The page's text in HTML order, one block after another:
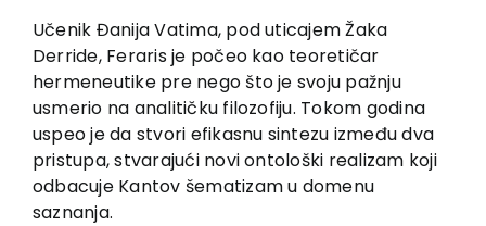
Učenik Đanija Vatima, pod uticajem Žaka
Derride, Feraris je počeo kao teoretičar
hermeneutike pre nego što je svoju pažnju
usmerio na analitičku filozofiju. Tokom godina
uspeo je da stvori efikasnu sintezu između dva
pristupa, stvarajući novi ontološki realizam koji
odbacuje Kantov šematizam u domenu
saznanja.